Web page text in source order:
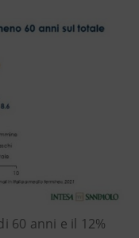
60 anni e il 12%